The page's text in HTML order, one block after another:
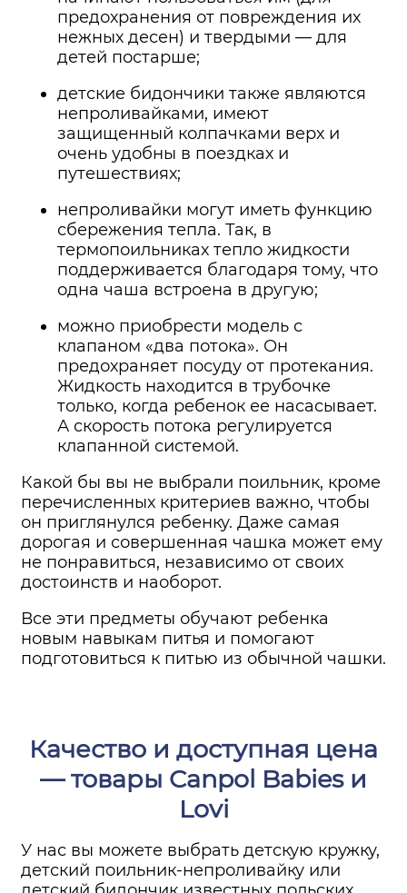
предохранения от повреждения их
нежных десен) и твердыми — для
детей постарше;
детские бидончики также являются
непроливайками, имеют
защищенный колпачками верх и
очень удобны в поездках и
путешествиях;
непроливайки могут иметь функцию
сбережения тепла. Так, в
термопоильниках тепло жидкости
поддерживается благодаря тому, что
одна чаша встроена в другую;
можно приобрести модель с
клапаном «два потока». Он
предохраняет посуду от протекания.
Жидкость находится в трубочке
только, когда ребенок ее насасывает.
А скорость потока регулируется
клапанной системой.
Какой бы вы не выбрали поильник, кроме
перечисленных критериев важно, чтобы
он приглянулся ребенку. Даже самая
дорогая и совершенная чашка может ему
не понравиться, независимо от своих
достоинств и наоборот.
Все эти предметы обучают ребенка
новым навыкам питья и помогают
подготовиться к питью из обычной чашки.
Качество и доступная цена
— товары Canpol Babies и
Lovi
У нас вы можете выбрать детскую кружку,
детский поильник-непроливайку или